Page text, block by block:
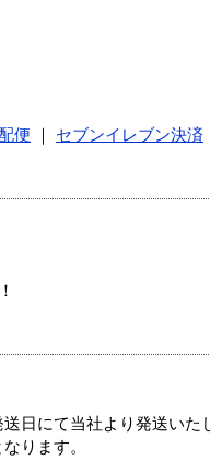
便
セブンイレブン決済
日にて当社より発送いた
ります。